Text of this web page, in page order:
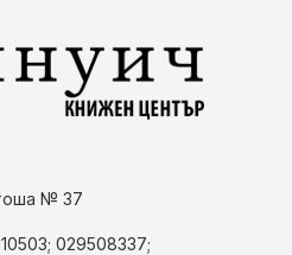
№ 37
029508337;